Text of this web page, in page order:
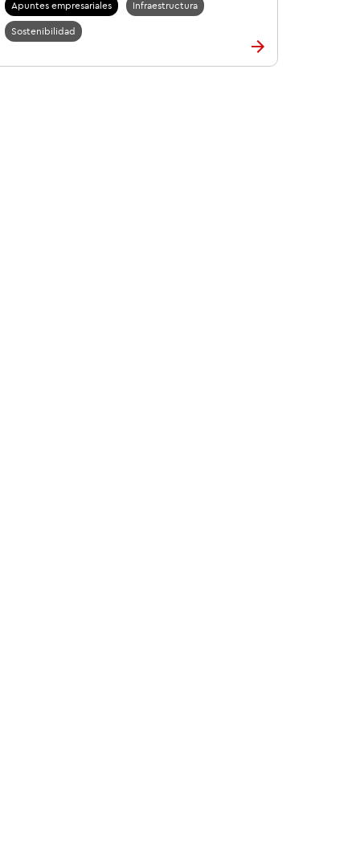
Apuntes empresariales Infraestructura
Sostenibilidad